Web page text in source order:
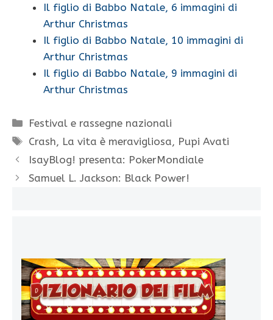
Il figlio di Babbo Natale, 6 immagini di
Arthur Christmas
Il figlio di Babbo Natale, 10 immagini di
Arthur Christmas
Il figlio di Babbo Natale, 9 immagini di
Arthur Christmas
Categorie
Festival e rassegne nazionali
Tag
Crash, La vita è meravigliosa, Pupi Avati
IsayBlog! presenta: PokerMondiale
Samuel L. Jackson: Black Power!